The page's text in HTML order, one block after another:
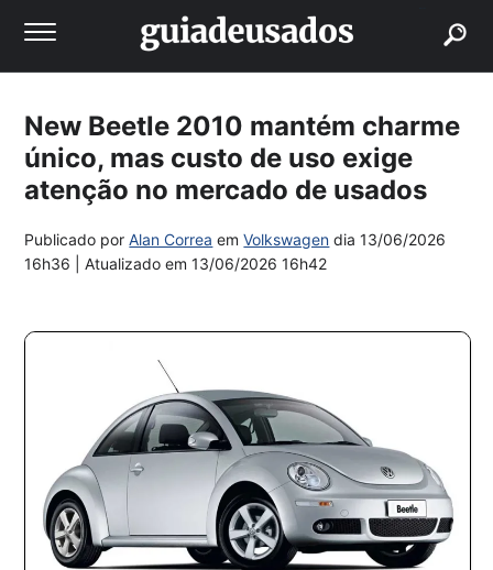
New Beetle 2010 mantém charme
único, mas custo de uso exige
atenção no mercado de usados
Publicado porAlan Correa emVolkswagen dia13/06/2026
16h36
| Atualizado em13/06/2026 16h42